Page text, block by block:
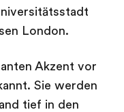
London.
Akzent vor
Sie werden
tief in den